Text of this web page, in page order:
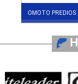
OMOTO PREDIOS